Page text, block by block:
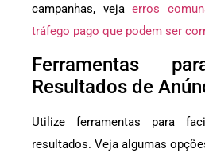
campanhas, vejaerros
tráfego pago que podem ser
Ferramentas
Resultados de
Utilize ferramentas para
resultados. Veja algumas